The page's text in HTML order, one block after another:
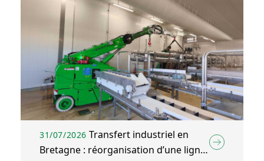
31/07/2026 Transfert industriel en
Bretagne : réorganisation d’une ligne